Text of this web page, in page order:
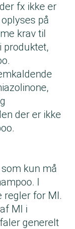
fx ikke er
på
krav til
produktet,
der er ikke
kun må
I
regler for MI.
MI i
generelt